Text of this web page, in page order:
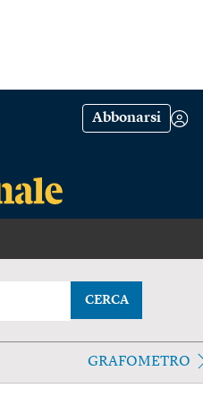
Abbonarsi
CERCA
GRAFOMETRO